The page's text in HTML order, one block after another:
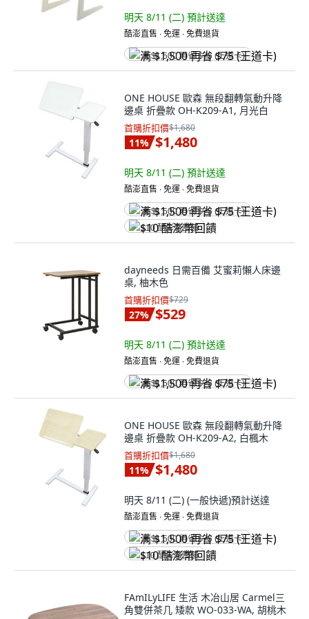
明天 8/11 (二) 預計送達
酷澎直售 ∙ 免運 ∙ 免費退貨
满 $1,500 再省 $75 (王道卡)
ONE HOUSE 歐森 無段翻轉氣動升降
邊桌 折疊款 OH-K209-A1, 月光白
首購折扣價$1,680
11% $1,480
明天 8/11 (二) 預計送達
酷澎直售 ∙ 免運 ∙ 免費退貨
满 $1,500 再省 $75 (王道卡)
$10 酷澎幣回饋
dayneeds 日需百備 艾蜜莉懶人床邊
桌, 柚木色
首購折扣價$729
27% $529
明天 8/11 (二) 預計送達
酷澎直售 ∙ 免運 ∙ 免費退貨
满 $1,500 再省 $75 (王道卡)
ONE HOUSE 歐森 無段翻轉氣動升降
邊桌 折疊款 OH-K209-A2, 白楓木
首購折扣價$1,680
11% $1,480
明天 8/11 (二) (一般快遞)預計送達
酷澎直售 ∙ 免運 ∙ 免費退貨
满 $1,500 再省 $75 (王道卡)
$10 酷澎幣回饋
FAmILyLIFE 生活 木冶山居 Carmel三
角雙併茶几 矮款 WO-033-WA, 胡桃木